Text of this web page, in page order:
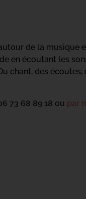
de la musique
en écoutant les
chant, des
73 68 89 18 ou par